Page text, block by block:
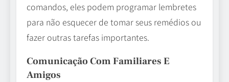
comandos, eles podem programar lembretes
para não esquecer de tomar seus remédios ou
fazer outras tarefas importantes.
Comunicação Com Familiares E
Amigos